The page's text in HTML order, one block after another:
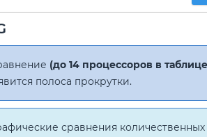
(до 14 процессоров в
полоса прокрутки.
сравнения количественных